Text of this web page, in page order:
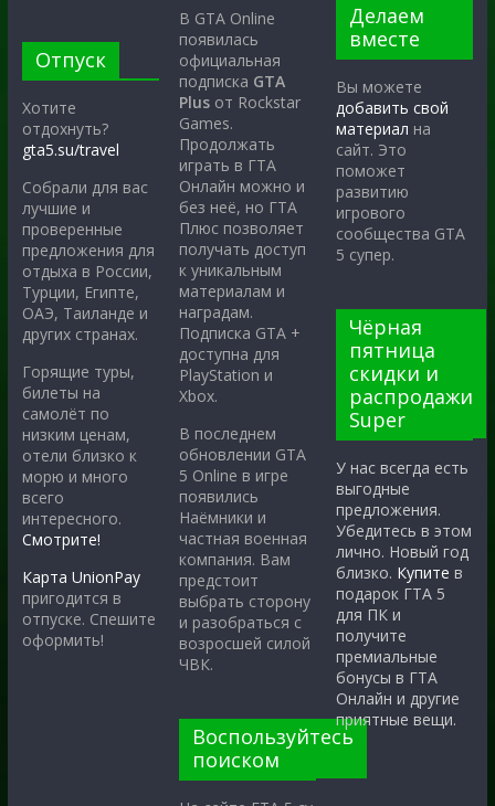
Отпуск
Хотите
отдохнуть?
gta5.su/travel
Собрали для вас
лучшие и
проверенные
предложения для
отдыха в России,
Турции, Египте,
ОАЭ, Таиланде и
других странах.
Горящие туры,
билеты на
самолёт по
низким ценам,
отели близко к
морю и много
всего
интересного.
Смотрите!
Карта UnionPay
пригодится в
отпуске. Спешите
оформить!
В GTA Online
появилась
официальная
подписка GTA
Plus от Rockstar
Games.
Продолжать
играть в ГТА
Онлайн можно и
без неё, но ГТА
Плюс позволяет
получать доступ
к уникальным
материалам и
наградам.
Подписка GTA +
доступна для
PlayStation и
Xbox.
В последнем
обновлении GTA
5 Online в игре
появились
Наёмники и
частная военная
компания. Вам
предстоит
выбрать сторону
и разобраться с
возросшей силой
ЧВК.
Воспользуйтесь
поиском
Делаем
вместе
Вы можете
добавить свой
материал на
сайт. Это
поможет
развитию
игрового
сообщества GTA
5 супер.
Чёрная
пятница
скидки и
распродажи
Super
У нас всегда есть
выгодные
предложения.
Убедитесь в этом
лично. Новый год
близко. Купите в
подарок ГТА 5
для ПК и
получите
премиальные
бонусы в ГТА
Онлайн и другие
приятные вещи.